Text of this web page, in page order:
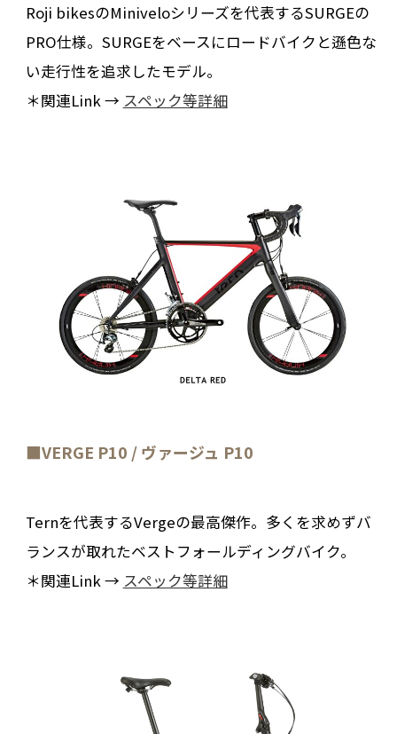
Roji bikesのMiniveloシリーズを代表するSURGEの
PRO仕様。SURGEをベースにロードバイクと遜色な
い走行性を追求したモデル。
＊関連Link → スペック等詳細
■VERGE P10 / ヴァージュ P10
Ternを代表するVergeの最高傑作。多くを求めずバ
ランスが取れたベストフォールディングバイク。
＊関連Link → スペック等詳細